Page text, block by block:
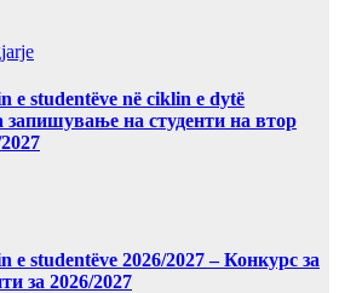
e studentëve në ciklin e dytë
запишување на студенти на втор
studentëve 2026/2027 – Конкурс за
за 2026/2027